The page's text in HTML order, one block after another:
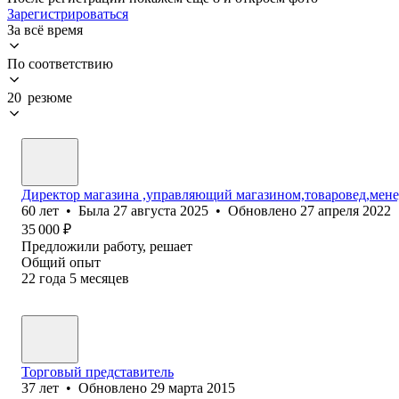
Зарегистрироваться
За всё время
По соответствию
20 резюме
Директор магазина ,управляющий
60 лет • Была 27 августа 2025 • Обновлено 27 апреля 2022
35 000 ₽
Предложили работу, решает
Общий опыт
22 года 5 месяцев
Торговый представитель
37 лет • Обновлено 29 марта 2015